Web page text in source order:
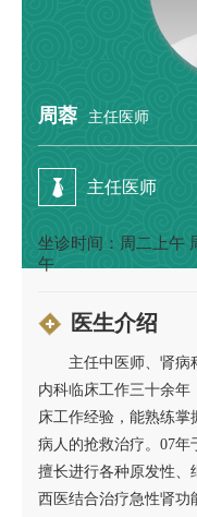
周蓉 主任医师
主任医师
坐诊时间：周二上午
午
医生介绍
主任中医师、肾病
内科临床工作三十余年
床工作经验，能熟练
病人的抢救治疗。07年
擅长进行各种原发性、
西医结合治疗急性肾功